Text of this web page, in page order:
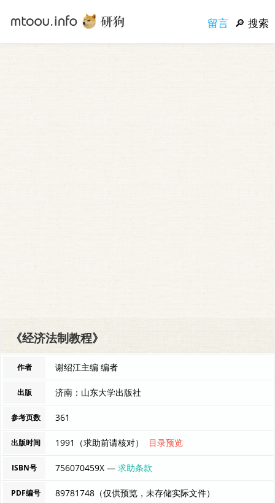
留言 搜索
《经济法制教程》
作者 谢绍江主编 编者
出版 济南：山东大学出版社
参考页数 361
出版时间 1991（求助前请核对） 目录预览
ISBN号 756070459X —求助条款
PDF编号 89781748（仅供预览，未存储实际文件）